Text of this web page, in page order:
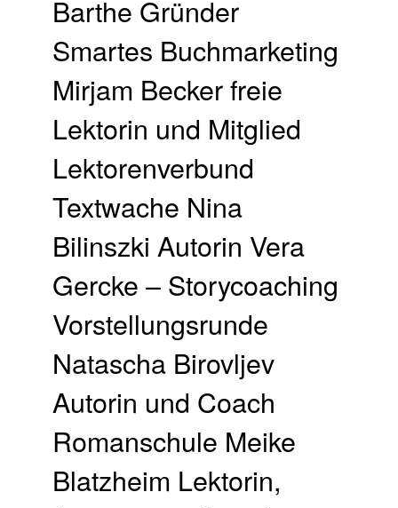
Barthe Gründer
Smartes Buchmarketing
Mirjam Becker freie
Lektorin und Mitglied
Lektorenverbund
Textwache Nina
Bilinszki Autorin Vera
Gercke – Storycoaching
Vorstellungsrunde
Natascha Birovljev
Autorin und Coach
Romanschule Meike
Blatzheim Lektorin,